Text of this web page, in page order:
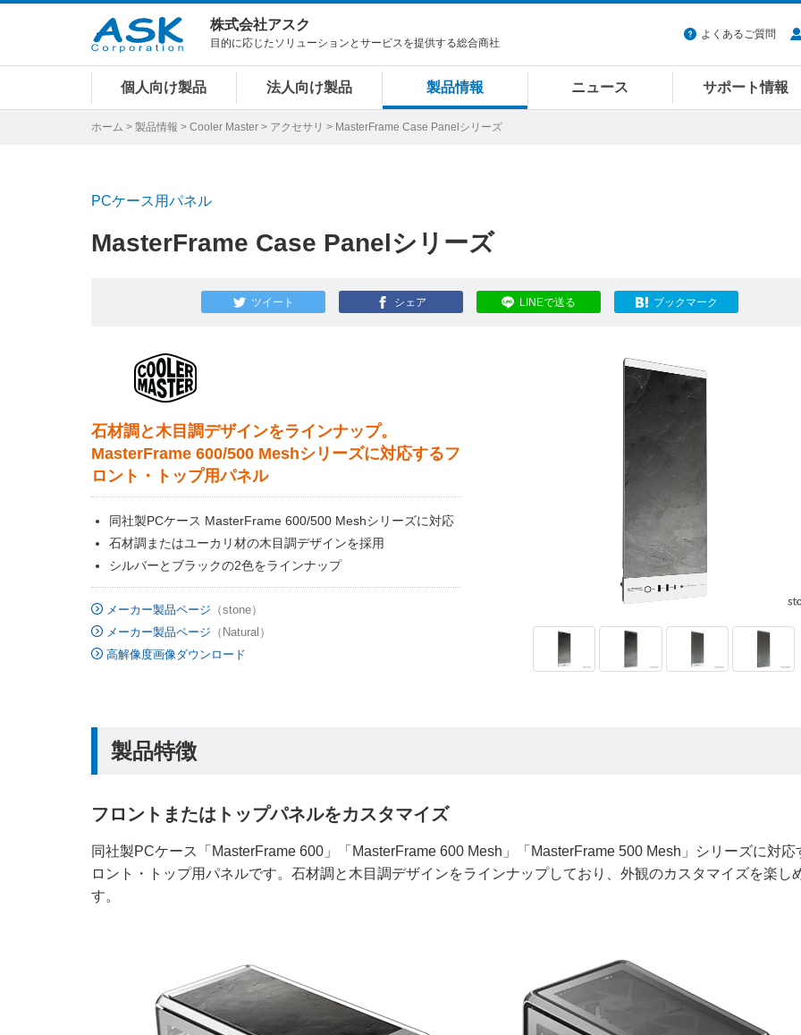
株式会社アスク
目的に応じたソリューションとサービスを提供する総合商社
よくあるご質問
個人向け製品 法人向け製品 製品情報 ニュース サポート情報
ホーム > 製品情報 > Cooler Master > アクセサリ > MasterFrame Case Panelシリーズ
PCケース用パネル
MasterFrame Case Panelシリーズ
ツイート シェア LINEで送る ブックマーク
石材調と木目調デザインをラインナップ。
MasterFrame 600/500 Meshシリーズに対応するフ
ロント・トップ用パネル
同社製PCケース MasterFrame 600/500 Meshシリーズに対応
石材調またはユーカリ材の木目調デザインを採用
シルバーとブラックの2色をラインナップ
メーカー製品ページ （stone）
メーカー製品ページ （Natural）
高解像度画像ダウンロード
製品特徴
フロントまたはトップパネルをカスタマイズ
同社製PCケース「MasterFrame 600」「MasterFrame 600 Mesh」「MasterFrame 500 Mesh」シリーズに対応
ロント・トップ用パネルです。石材調と木目調デザインをラインナップしており、外観のカスタマイズを楽し
す。